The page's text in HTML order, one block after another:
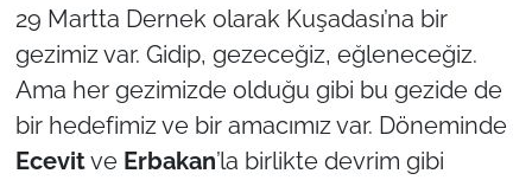
29 Martta Dernek olarak Kuşadası’na bir
gezimiz var. Gidip, gezeceğiz, eğleneceğiz.
Ama her gezimizde olduğu gibi bu gezide de
bir hedefimiz ve bir amacımız var. Döneminde
Ecevitve Erbakan’la birlikte devrim gibi
ÇANAKKALE
TÜRKİYE
Bölge